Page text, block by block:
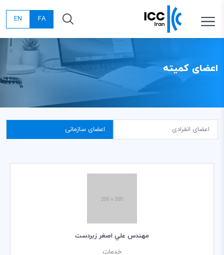
FA
EN
اعضای کمیته
اعضای انفرادی اعضای سازمانی
مهندس علي اصغر زبردست
خدمات